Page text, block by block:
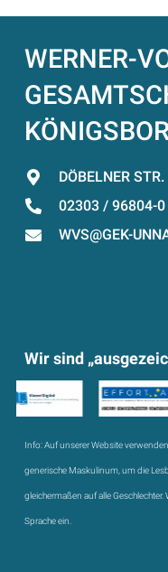
WERNER-
DÖBELNER
02303 / 96804-0
WVS@GEK-
Wir sind
Info:Auf unserer Website
generische Maskulinum, um die
gleichermaßen auf alle
Sprache ein.